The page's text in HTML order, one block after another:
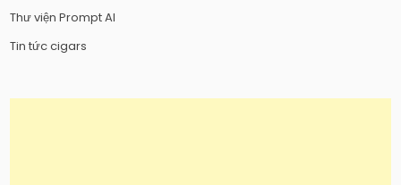
Thư viện Prompt AI
Tin tức cigars